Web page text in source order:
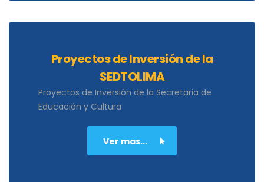
Proyectos de Inversión de la
SEDTOLIMA
Proyectos de Inversión de la Secretaria de
Educación y Cultura
Ver mas...